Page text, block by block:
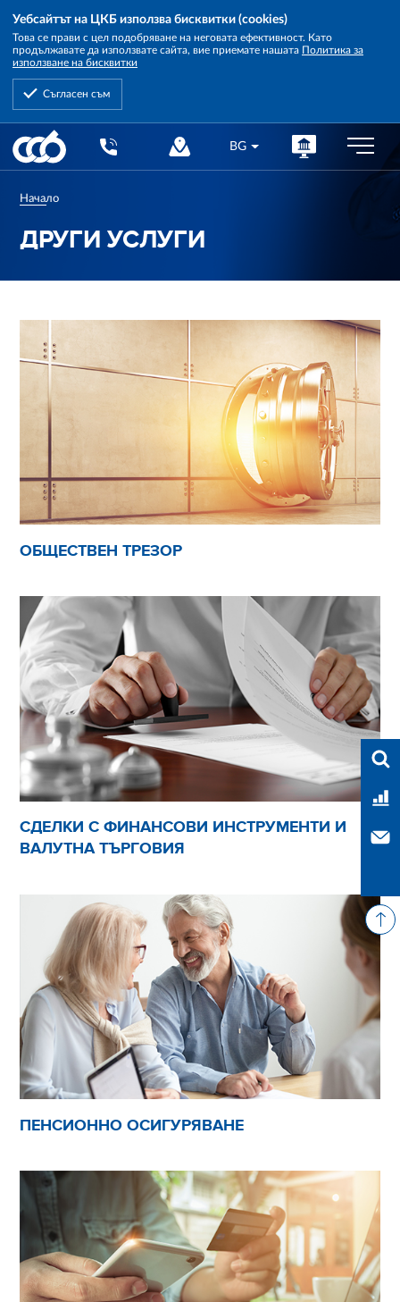
Уебсайтът на ЦКБ използва бисквитки (cookies)
Това се прави с цел подобряване на неговата ефективност. Като
продължавате да използвате сайта, вие приемате нашата Политика за
използване на бисквитки
Съгласен съм
Central
Cooperative
Bank
BG
Начало
ДРУГИ УСЛУГИ
ОБЩЕСТВЕН ТРЕЗОР
СДЕЛКИ С ФИНАНСОВИ ИНСТРУМЕНТИ И
ВАЛУТНА ТЪРГОВИЯ
ПЕНСИОННО ОСИГУРЯВАНЕ